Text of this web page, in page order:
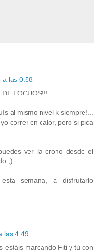
a las 0:58
LOCUOS!!!
al mismo nivel k siempre!...
correr cn calor, pero si pica
ver la crono desde el
;)
semana, a disfrutarlo
las 4:49
estáis marcando Fiti y tú con